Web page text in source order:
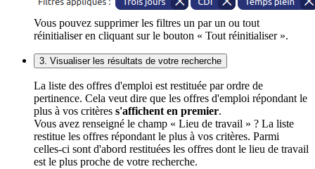
Vous pouvez supprimer les filtres un par un ou tout
réinitialiser en cliquant sur le bouton « Tout réinitialiser ».
3. Visualiser les résultats de votre recherche
La liste des offres d'emploi est restituée par ordre de
pertinence. Cela veut dire que les offres d'emploi répondant le
plus à vos critères s'affichent en premier.
Vous avez renseigné le champ « Lieu de travail » ? La liste
restitue les offres répondant le plus à vos critères. Parmi
celles-ci sont d'abord restituées les offres dont le lieu de travail
est le plus proche de votre recherche.